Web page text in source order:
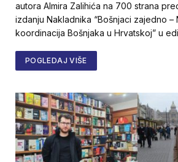
autora Almira Zalihića na 700 strana
izdanju Nakladnika “Bošnjaci zajedno –
koordinacija Bošnjaka u Hrvatskoj” u
POGLEDAJ VIŠE